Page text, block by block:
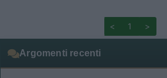
< 1 >
Argomenti recenti